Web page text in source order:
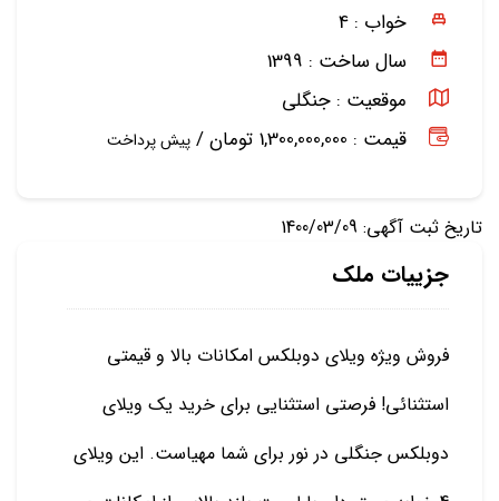
خواب : 4
سال ساخت : 1399
موقعیت : جنگلی
قیمت : 1,300,000,000 تومان /
پیش پرداخت
تاریخ ثبت آگهی: 1400/03/09
جزییات ملک
فروش ویژه ویلای دوبلکس امکانات بالا و قیمتی
استثنائی! فرصتی استثنایی برای خرید یک ویلای
دوبلکس جنگلی در نور برای شما مهیاست. این ویلای